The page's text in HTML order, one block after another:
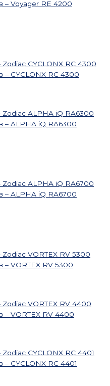
CYCLONX RC 4300
ALPHA iQ RA6300
ALPHA iQ RA6700
VORTEX RV 5300
VORTEX RV 4400
CYCLONX RC 4401